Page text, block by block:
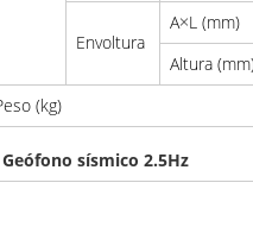
Envoltura
A×L (mm)
Altura
(kg)
sísmico 2.5Hz